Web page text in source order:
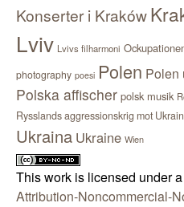
Konserter i Kraków
Lviv Lvivs filharmoni
photography poesi Polen Polen
Polska affischer polsk musik
Rysslands aggressionskrig mot
Ukraina Ukraine Wien
This work is licensed under a
Attribution-Noncommercial-